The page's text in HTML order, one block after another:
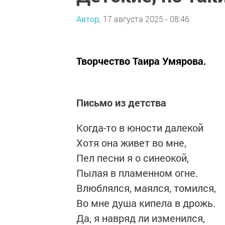
Автор, 17 августа 2025 - 08:46
Творчество Таира Умярова.
Письмо из детства
Когда-то в юности далекой
Хотя она живет во мне,
Пел песни я о синеокой,
Пылая в пламенном огне.
Влюблялся, маялся, томился,
Во мне душа кипела в дрожь.
Да, я навряд ли изменился,